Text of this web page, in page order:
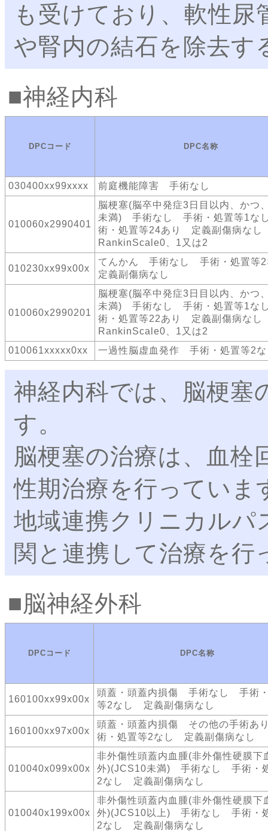
も受けており、軟性
や腎内の結石を除去す
神経内科
DPCコード DPC名称
030400xx99xxxx 前庭機能障害 手術なし
010060x2990401
脳梗塞(脳卒中発症3日目以内、かつ
未満) 手術なし 手術・処置等1な
術・処置等24あり 定義副傷病な
RankinScale0、1又は2
010230xx99x00x
てんかん 手術なし 手術・処置
定義副傷病なし
010060x2990201
脳梗塞(脳卒中発症3日目以内、かつ
未満) 手術なし 手術・処置等1な
術・処置等22あり 定義副傷病な
RankinScale0、1又は2
010061xxxxx0xx
一過性脳虚血発作 手術・処置等2
神経内科では、脳梗塞
す。
脳梗塞の治療は、血栓
性期治療を行っていま
地域連携クリニカルパ
関と連携して治療を行
脳神経外科
DPCコード DPC名称
160100xx99x00x
頭蓋・頭蓋内損傷 手術なし 手術
等2なし 定義副傷病なし
160100xx97x00x
頭蓋・頭蓋内損傷 その他の手術あ
術・処置等2なし 定義副傷病なし
010040x099x00x
非外傷性頭蓋内血腫(非外傷性硬膜下
外)(JCS10未満) 手術なし 手術・
2なし 定義副傷病なし
010040x199x00x
非外傷性頭蓋内血腫(非外傷性硬膜下
外)(JCS10以上) 手術なし 手術・
2なし 定義副傷病なし